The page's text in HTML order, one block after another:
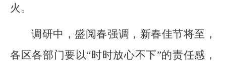
火。
调研中，盛阅春强调，新春佳节将至，
各区各部门要以“时时放心不下”的责任感，